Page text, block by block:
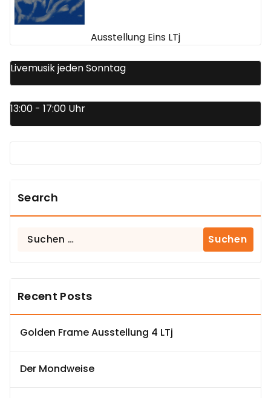
Ausstellung Eins LTj
Livemusik jeden Sonntag
13:00 - 17:00 Uhr
Search
Suchen
Recent Posts
Golden Frame Ausstellung 4 LTj
Der Mondweise